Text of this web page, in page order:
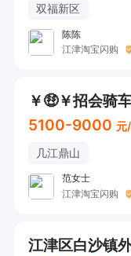
双福新区
陈陈
江津淘宝闪购
5100-9000 元
几江鼎山
范女士
江津淘宝闪购
江津区白沙镇